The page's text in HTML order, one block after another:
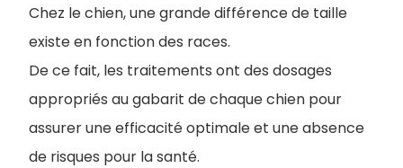
Chez le chien, une grande différence de taille
existe en fonction des races.
De ce fait, les traitements ont des dosages
appropriés au gabarit de chaque chien pour
assurer une efficacité optimale et une absence
de risques pour la santé.